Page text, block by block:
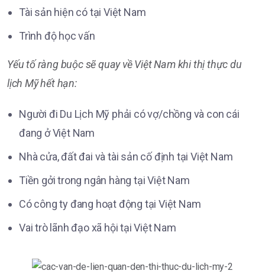
Tài sản hiện có tại Việt Nam
Trình độ học vấn
Yếu tố ràng buộc sẽ quay về Việt Nam khi thị thực du
lịch Mỹ hết hạn:
Người đi Du Lịch Mỹ phải có vợ/chồng và con cái
đang ở Việt Nam
Nhà cửa, đất đai và tài sản cố định tại Việt Nam
Tiền gởi trong ngân hàng tại Việt Nam
Có công ty đang hoạt động tại Việt Nam
Vai trò lãnh đạo xã hội tại Việt Nam